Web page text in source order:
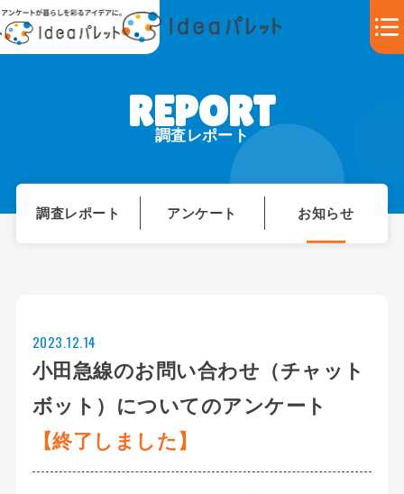
調査レポート
調査レポート アンケート お知らせ
小田急線のお問い合わせ（チャット
ボット）についてのアンケート
【終了しました】
2023.12.14